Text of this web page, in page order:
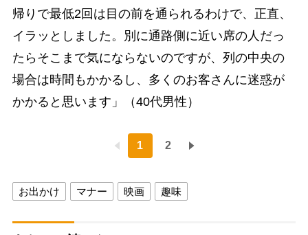
帰りで最低2回は目の前を通られるわけで、正直、
イラッとしました。別に通路側に近い席の人だっ
たらそこまで気にならないのですが、列の中央の
場合は時間もかかるし、多くのお客さんに迷惑が
かかると思います」（40代男性）
1 2
お出かけ マナー 映画 趣味